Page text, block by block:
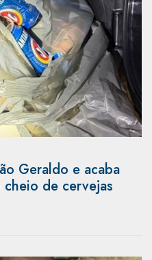
Geraldo e acaba
de cervejas